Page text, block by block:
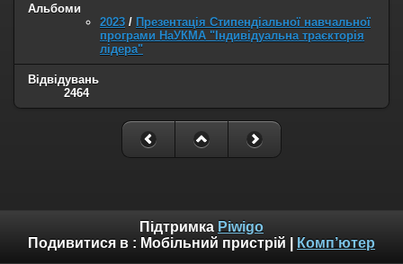
Альбоми
2023 / Презентація Стипендіальної навчальної
програми НаУКМА "Індивідуальна траєкторія
лідера"
Відвідувань
2464
Підтримка Piwigo
Подивитися в : Мобільний пристрій Комп’ютер